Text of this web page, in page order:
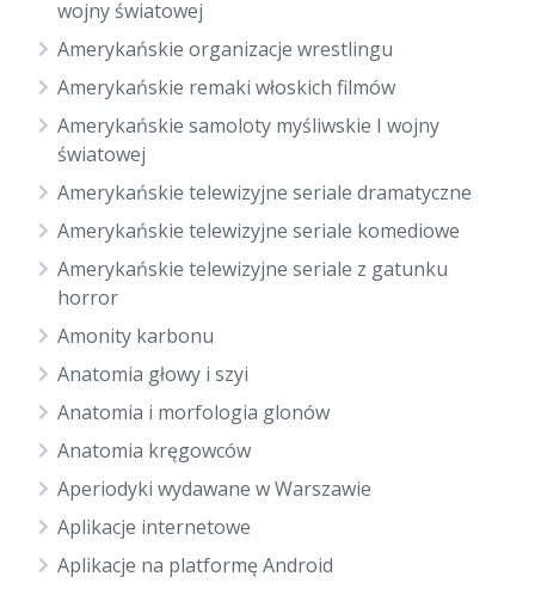
wojny światowej
Amerykańskie organizacje wrestlingu
Amerykańskie remaki włoskich filmów
Amerykańskie samoloty myśliwskie I wojny
światowej
Amerykańskie telewizyjne seriale dramatyczne
Amerykańskie telewizyjne seriale komediowe
Amerykańskie telewizyjne seriale z gatunku
horror
Amonity karbonu
Anatomia głowy i szyi
Anatomia i morfologia glonów
Anatomia kręgowców
Aperiodyki wydawane w Warszawie
Aplikacje internetowe
Aplikacje na platformę Android